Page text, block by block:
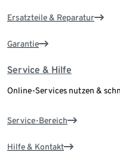
Ersatzteile & Reparatur
Garantie
Service & Hilfe
Online-Services nutzen &
Service-Bereich
Hilfe & Kontakt